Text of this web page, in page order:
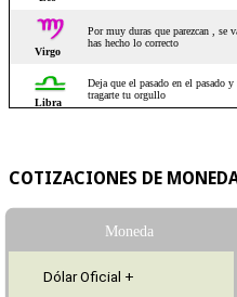
COTIZACIONES DE
Moneda
Dólar Oficial +